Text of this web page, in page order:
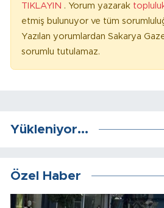
TIKLAYIN . Yorum yazarak topluluk
etmiş bulunuyor ve tüm
Yazılan yorumlardan Sakarya
sorumlu tutulamaz.
Yükleniyor...
Özel Haber